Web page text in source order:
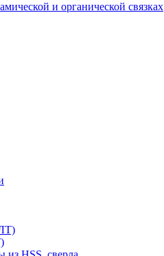
и органической связках